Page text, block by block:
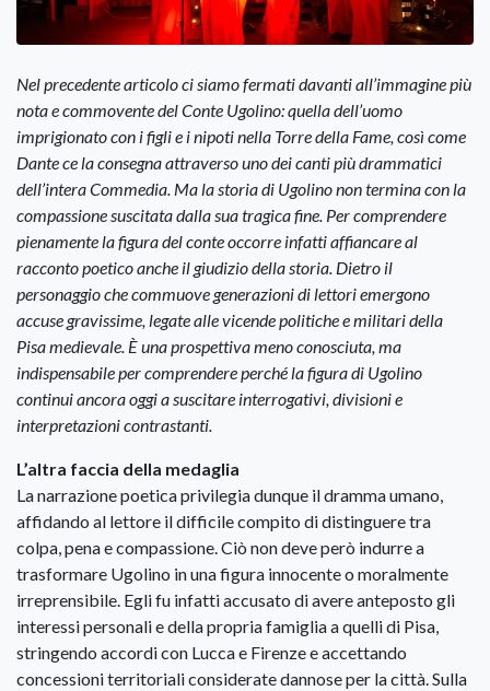
Nel precedente articolo ci siamo fermati davanti all’immagine più
nota e commovente del Conte Ugolino: quella dell’uomo
imprigionato con i figli e i nipoti nella Torre della Fame, così come
Dante ce la consegna attraverso uno dei canti più drammatici
dell’intera Commedia. Ma la storia di Ugolino non termina con la
compassione suscitata dalla sua tragica fine. Per comprendere
pienamente la figura del conte occorre infatti affiancare al
racconto poetico anche il giudizio della storia. Dietro il
personaggio che commuove generazioni di lettori emergono
accuse gravissime, legate alle vicende politiche e militari della
Pisa medievale. È una prospettiva meno conosciuta, ma
indispensabile per comprendere perché la figura di Ugolino
continui ancora oggi a suscitare interrogativi, divisioni e
interpretazioni contrastanti.
L’altra faccia della medaglia
La narrazione poetica privilegia dunque il dramma umano,
affidando al lettore il difficile compito di distinguere tra
colpa, pena e compassione. Ciò non deve però indurre a
trasformare Ugolino in una figura innocente o moralmente
irreprensibile. Egli fu infatti accusato di avere anteposto gli
interessi personali e della propria famiglia a quelli di Pisa,
stringendo accordi con Lucca e Firenze e accettando
concessioni territoriali considerate dannose per la città. Sulla